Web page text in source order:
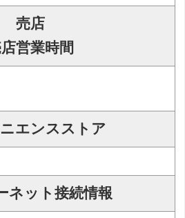
売店
営業時間
エンスストア
ネット接続情報